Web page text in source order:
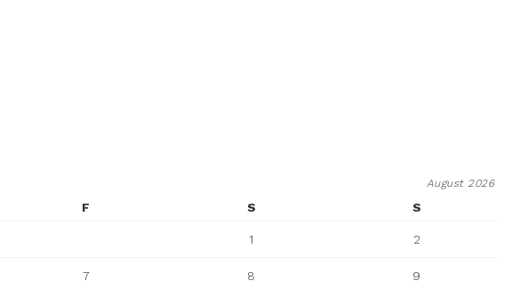
August 2026
F S S
1 2
7 8 9